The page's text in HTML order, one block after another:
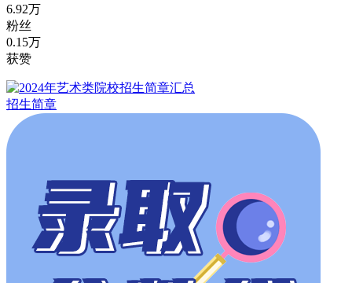
6.92万
粉丝
0.15万
获赞
招生简章